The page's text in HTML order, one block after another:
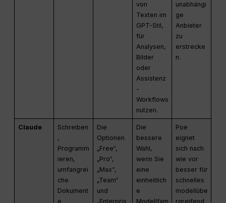
von
Texten im
GPT-Stil,
für
Analysen,
Bilder
oder
Assistenz
-
Workflows
nutzen.
unabhängi
ge
Anbieter
zu
erstrecke
n.
Claude
Schreiben
,
Programm
ieren,
umfangrei
che
Dokument
e
Die
Optionen
„Free“,
„Pro“,
„Max“,
„Team“
und
„Enterpris
Die
bessere
Wahl,
wenn Sie
eine
einheitlich
e
Modellfam
Poe
eignet
sich nach
wie vor
besser für
schnelles
modellübe
rgreifend